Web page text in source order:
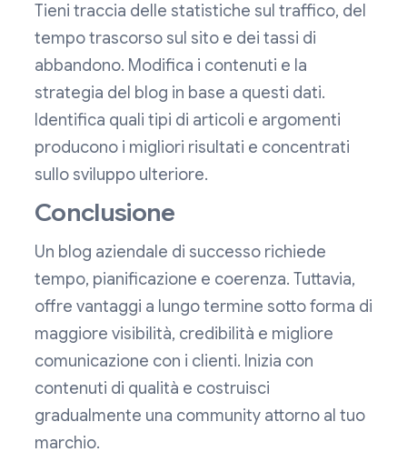
Tieni traccia delle statistiche sul traffico, del
tempo trascorso sul sito e dei tassi di
abbandono. Modifica i contenuti e la
strategia del blog in base a questi dati.
Identifica quali tipi di articoli e argomenti
producono i migliori risultati e concentrati
sullo sviluppo ulteriore.
Conclusione
Un blog aziendale di successo richiede
tempo, pianificazione e coerenza. Tuttavia,
offre vantaggi a lungo termine sotto forma di
maggiore visibilità, credibilità e migliore
comunicazione con i clienti. Inizia con
contenuti di qualità e costruisci
gradualmente una community attorno al tuo
marchio.